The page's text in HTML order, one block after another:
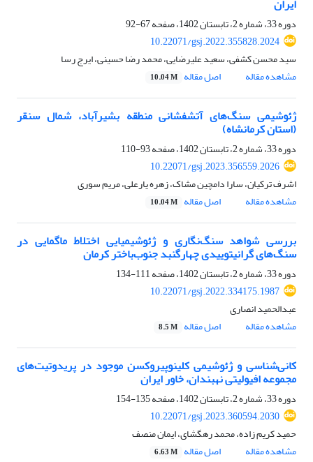
ایران
دوره 33، شماره 2، تابستان 1402، صفحه
67-92
10.22071/gsj.2022.355828.2024
سید محسن کشفی، سعید علیرضایی، محمد رضا حسینی، ایرج رسا
مشاهده مقاله
اصل مقاله 10.04 M
ژئوشیمی سنگ‌های آتشفشانی منطقه بشیرآباد، شمال سنقر
(استان کرمانشاه)
دوره 33، شماره 2، تابستان 1402، صفحه
93-110
10.22071/gsj.2023.356559.2026
اشرف ترکیان، سارا دامچین مشاک، زهره یارعلی، مریم سوری
مشاهده مقاله
اصل مقاله 10.04 M
بررسی شواهد سنگ‌نگاری و ژئوشیمیایی اختلاط ماگمایی در
سنگ‌های گرانیتوییدی چهارگنبد جنوب‌باختر کرمان
دوره 33، شماره 2، تابستان 1402، صفحه
111-134
10.22071/gsj.2022.334175.1987
عبدالحمید انصاری
مشاهده مقاله
اصل مقاله 8.5 M
کانی‌شناسی و ژئوشیمی کلینوپیروکسن موجود در پریدوتیت‌های
مجموعه افیولیتی نهبندان، خاور ایران
دوره 33، شماره 2، تابستان 1402، صفحه
135-154
10.22071/gsj.2023.360594.2030
حمید کریم زاده، محمد رهگشای، ایمان منصف
مشاهده مقاله
اصل مقاله 6.63 M